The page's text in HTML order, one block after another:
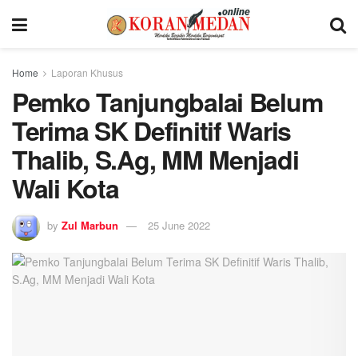
Home Laporan Khusus
Pemko Tanjungbalai Belum
Terima SK Definitif Waris
Thalib, S.Ag, MM Menjadi
Wali Kota
by Zul Marbun 25 June 2022